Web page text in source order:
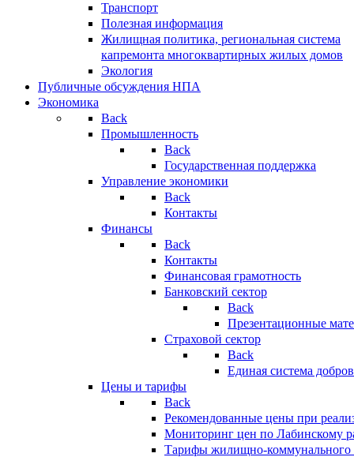
Транспорт
Полезная информация
Жилищная политика, региональная система
капремонта многоквартирных жилых домов
Экология
Публичные обсуждения НПА
Экономика
Back
Промышленность
Back
Государственная поддержка
Управление экономики
Back
Контакты
Финансы
Back
Контакты
Финансовая грамотность
Банковский сектор
Back
Презентационные
Страховой сектор
Back
Единая система
Цены и тарифы
Back
Рекомендованные цены при
Мониторинг цен по Лабинскому
Тарифы жилищно-коммунального